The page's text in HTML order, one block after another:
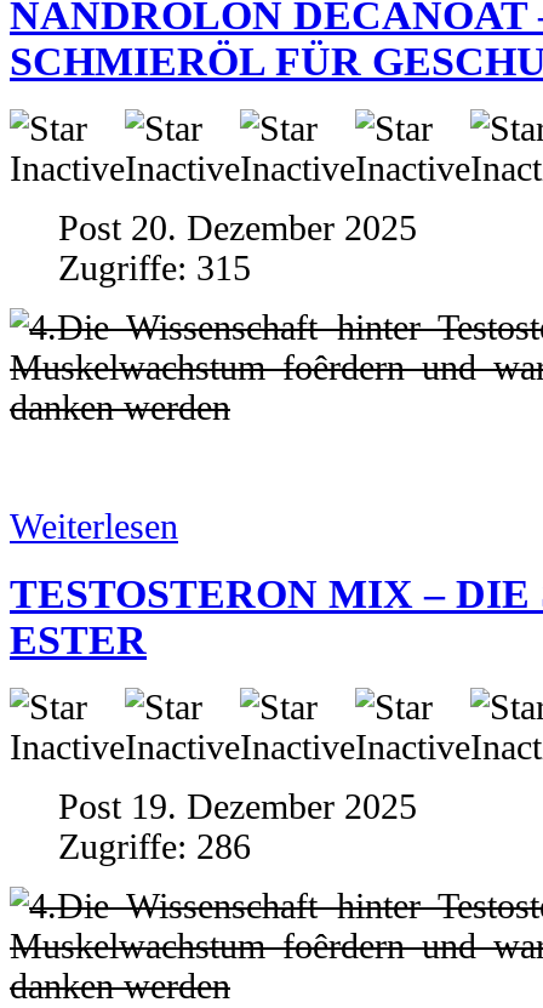
NANDROLON DECANOAT
SCHMIERÖL FÜR
Post 20. Dezember 2025
Zugriffe: 315
Weiterlesen
TESTOSTERON MIX –
ESTER
Post 19. Dezember 2025
Zugriffe: 286